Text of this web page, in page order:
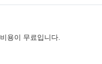
용이 무료입니다.